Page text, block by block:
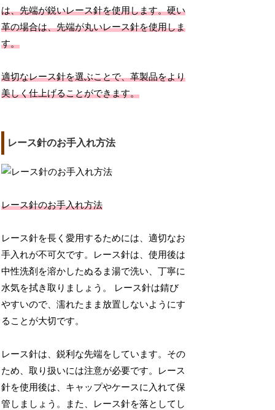
は、先端が鋭いレース針を使用します。硬い
革の場合は、先端が丸いレース針を使用しま
す。
適切なレース針を選ぶことで、革製品をより
美しく仕上げることができます。
レース針のお手入れ方法
レース針のお手入れ方法
レース針を長く愛用するためには、適切なお
手入れが不可欠です。レース針は、使用後は
中性洗剤を溶かしたぬるま湯で洗い、丁寧に
水気を拭き取りましょう。 レース針は錆び
やすいので、濡れたまま放置しないようにす
ることが大切です。
レース針は、鋭利な先端をしています。その
ため、取り扱いには注意が必要です。レース
針を使用後は、キャップやケースに入れて保
管しましょう。また、レース針を落としてし